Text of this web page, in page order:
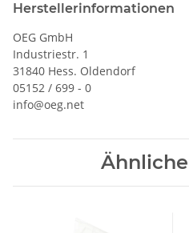
Herstellerinformationen
OEG GmbH
Industriestr. 1
31840 Hess. Oldendorf
05152 / 699 - 0
info@oeg.net